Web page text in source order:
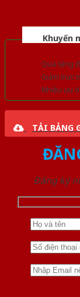
Khuyến
Quà tặng
Giảm trực
Nhiều ưu
TẢI BẢNG
Đăng ký